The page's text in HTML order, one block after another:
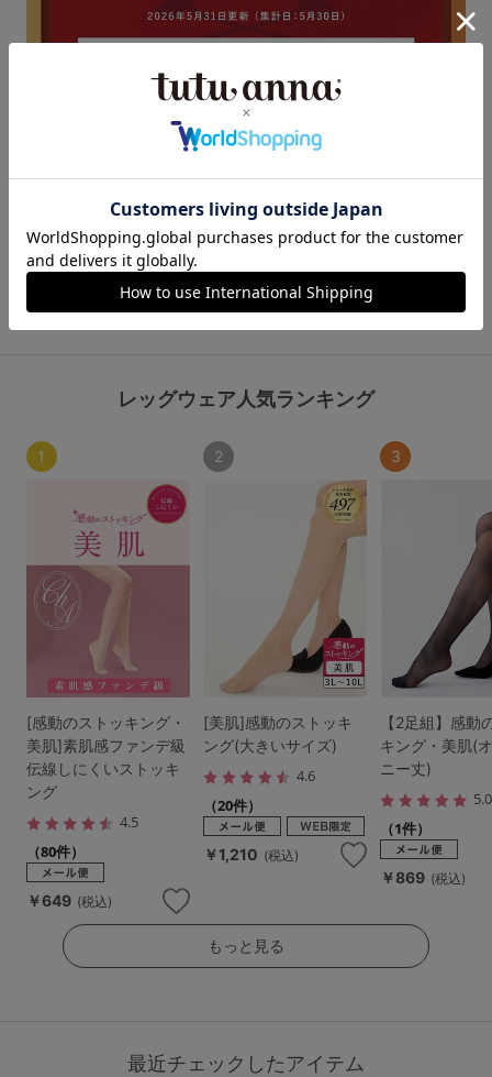
この商品と一緒に見られている商品
レッグウェア人気ランキング
1
[感動のストッキング・
美肌]素肌感ファンデ級
伝線しにくいストッキ
ング
4.5
（80件）
￥649 (税込)
2
[美肌]感動のストッキ
ング(大きいサイズ)
4.6
（20件）
￥1,210 (税込)
3
【2足組】感動
キング・美肌(
ニー丈)
5.0
（1件）
￥869 (税込)
もっと見る
最近チェックしたアイテム